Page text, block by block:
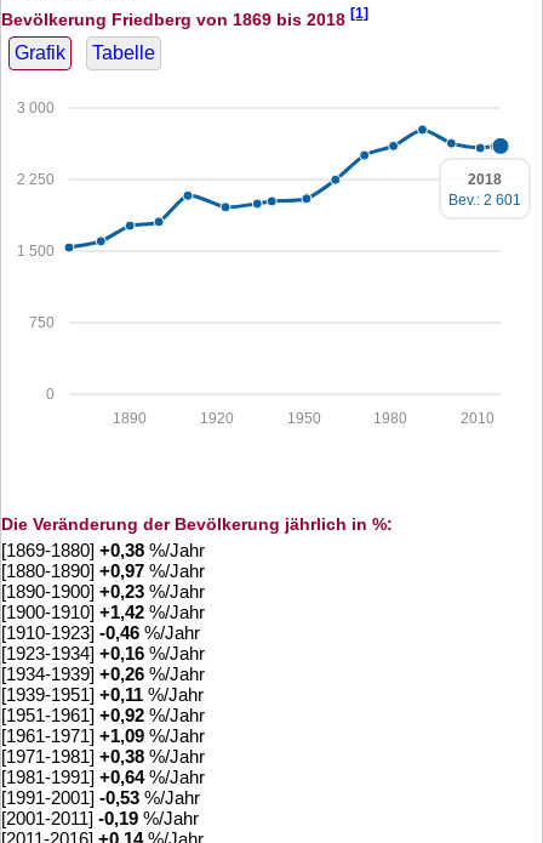
Bevölkerung Friedberg von 1869 bis 2018 [1]
Grafik Tabelle
0
750
1 500
2 250
3 000
2010
1980
1950
1920
1890
2018
Bev.: 2 601
Die Veränderung der Bevölkerung jährlich in %:
[1869-1880] +0,38 %/Jahr
[1880-1890] +0,97 %/Jahr
[1890-1900] +0,23 %/Jahr
[1900-1910] +1,42 %/Jahr
[1910-1923] -0,46 %/Jahr
[1923-1934] +0,16 %/Jahr
[1934-1939] +0,26 %/Jahr
[1939-1951] +0,11 %/Jahr
[1951-1961] +0,92 %/Jahr
[1961-1971] +1,09 %/Jahr
[1971-1981] +0,38 %/Jahr
[1981-1991] +0,64%/Jahr
[1991-2001] -0,53 %/Jahr
[2001-2011] -0,19 %/Jahr